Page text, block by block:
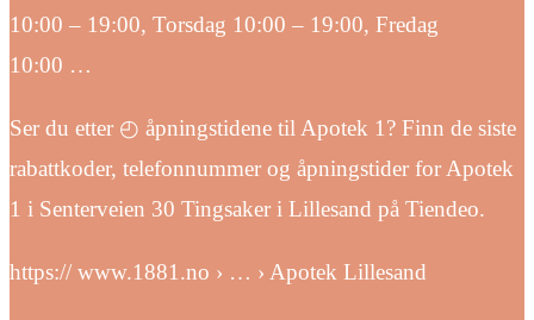
10:00 – 19:00, Torsdag 10:00 – 19:00, Fredag
10:00 …
Ser du etter ◴ åpningstidene til Apotek 1? Finn de siste
rabattkoder, telefonnummer og åpningstider for Apotek
1 i Senterveien 30 Tingsaker i Lillesand på Tiendeo.
https:// www.1881.no › … › Apotek Lillesand